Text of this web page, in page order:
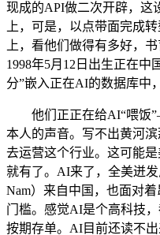
现成的API做二次开辟，这
上，可是，以点带面完成
上，看他们做得有多好，
1998年5月12日出生正在中
分”嵌入正在AI的数据库中
他们正正在给AI“喂饭
本人的声音。写不出黄河
去运营这个行业。这可能
就有了。AI来了，全美迸
Nam）来自中国，也面对
门槛。感觉AI是个高科技
按期存单。AI目前还读不